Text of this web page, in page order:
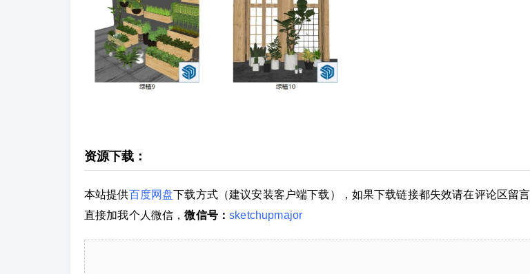
资源下载：
本站提供百度网盘下载方式（建议安装客户端下载），如果下载链接都失效请在评论区留
直接加我个人微信，微信号：sketchupmajor